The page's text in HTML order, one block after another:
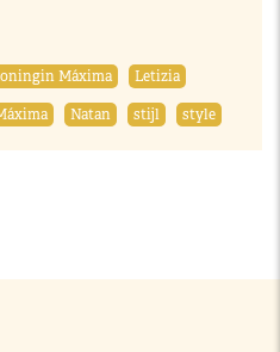
Máxima
Letizia
Natan stijl style